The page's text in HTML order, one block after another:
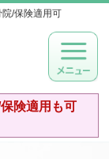
/保険適用可
険適用も可